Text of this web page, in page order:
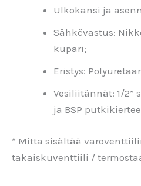
Ulkokansi ja
Sähkövastus:
kupari;
Eristys:
Vesiliitännät: 1/2”
ja BSP
* Mitta sisältää
takaiskuventtiili /